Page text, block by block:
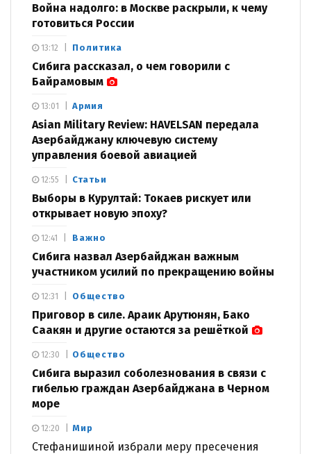
Война надолго: в Москве раскрыли, к чему
готовиться России
Политика
Сибига рассказал, о чем говорили с
Байрамовым
13:12
Армия
Asian Military Review: HAVELSAN передала
Азербайджану ключевую систему
управления боевой авиацией
13:01
Статьи
Выборы в Курултай: Токаев рискует или
открывает новую эпоху?
12:55
Важно
Сибига назвал Азербайджан важным
участником усилий по прекращению войны
12:41
Общество
Приговор в силе. Араик Арутюнян, Бако
Саакян и другие остаются за решёткой
12:31
Общество
Сибига выразил соболезнования в связи с
гибелью граждан Азербайджана в Черном
море
12:30
Мир
Стефанишиной избрали меру пресечения
12:20